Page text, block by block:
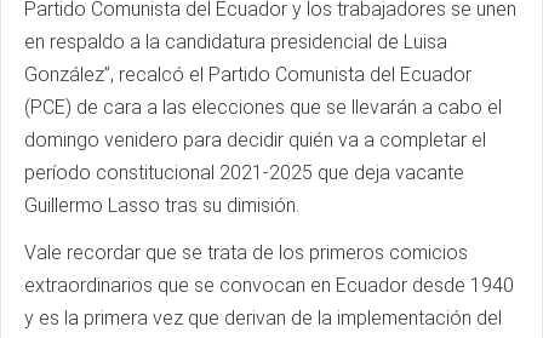
Partido Comunista del Ecuador y los trabajadores se unen
en respaldo a la candidatura presidencial de Luisa
González”, recalcó el Partido Comunista del Ecuador
(PCE) de cara a las elecciones que se llevarán a cabo el
domingo venidero para decidir quién va a completar el
período constitucional 2021-2025 que deja vacante
Guillermo Lasso tras su dimisión.
Vale recordar que se trata de los primeros comicios
extraordinarios que se convocan en Ecuador desde 1940
y es la primera vez que derivan de la implementación del